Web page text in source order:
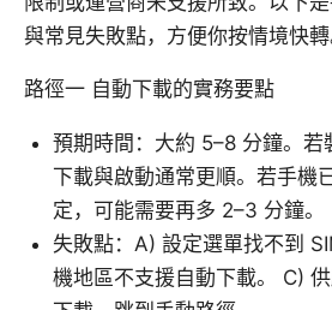
與常見失敗點，方便你按情境快轉
路徑一 自動下載的實務要點
預期時間：大約 5–8 分鐘。若
下載與啟動通常更順。若手機
定，可能需要再多 2–3 分鐘。
失敗點：A) 設定選單找不到
機地區不支援自動下載。 C)